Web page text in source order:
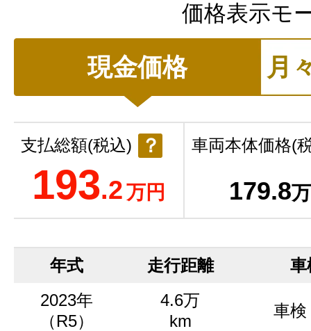
価格表示モ
現金価格 月
支払総額(税込)
193.2万円
？ 車両本体価格(
179.8
年式 走行距離
車
2023年
（R5）
4.6万
km
車検